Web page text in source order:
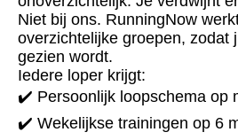
Niet bij ons. RunningNow
overzichtelijke groepen, zodat
gezien wordt.
Iedere loper krijgt:
✔️ Persoonlijk loopschema op
✔️ Wekelijkse trainingen op 6